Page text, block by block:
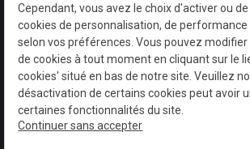
Cependant, vous avez le choix d'activer ou
cookies de personnalisation, de
selon vos préférences. Vous pouvez
de cookies à tout moment en cliquant sur le
cookies' situé en bas de notre site. Veuillez
désactivation de certains cookies peut avoir
certaines fonctionnalités du site.
Continuer sans accepter